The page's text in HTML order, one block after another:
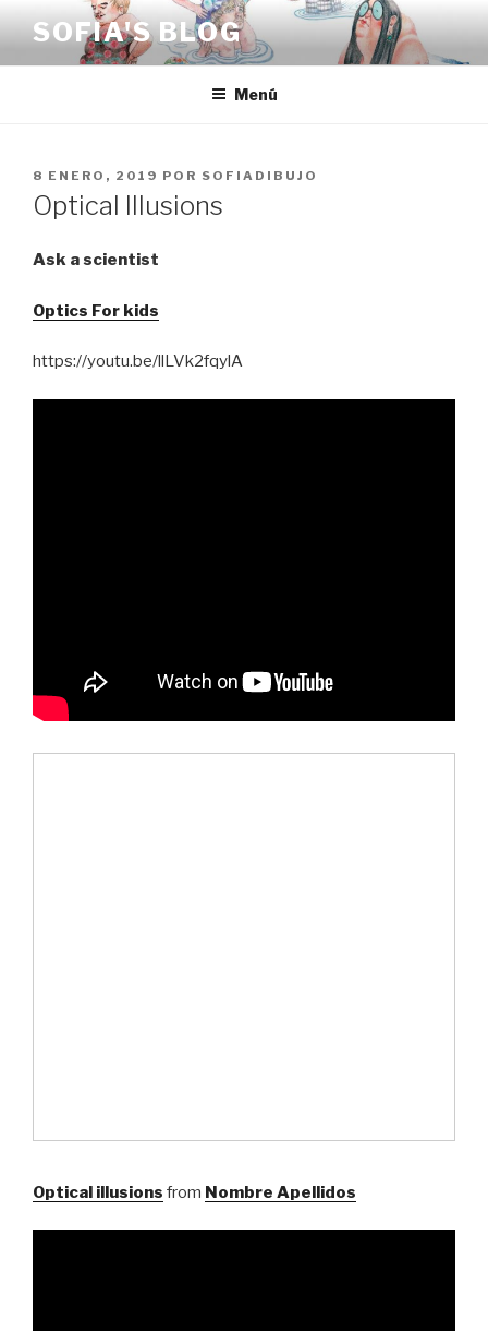
contenido
SOFIA'S BLOG
Menú
PUBLICADO
EL
8 ENERO, 2019 POR SOFIADIBUJO
Optical Illusions
Ask a scientist
Optics For kids
https://youtu.be/llLVk2fqylA
Optical illusions from Nombre Apellidos